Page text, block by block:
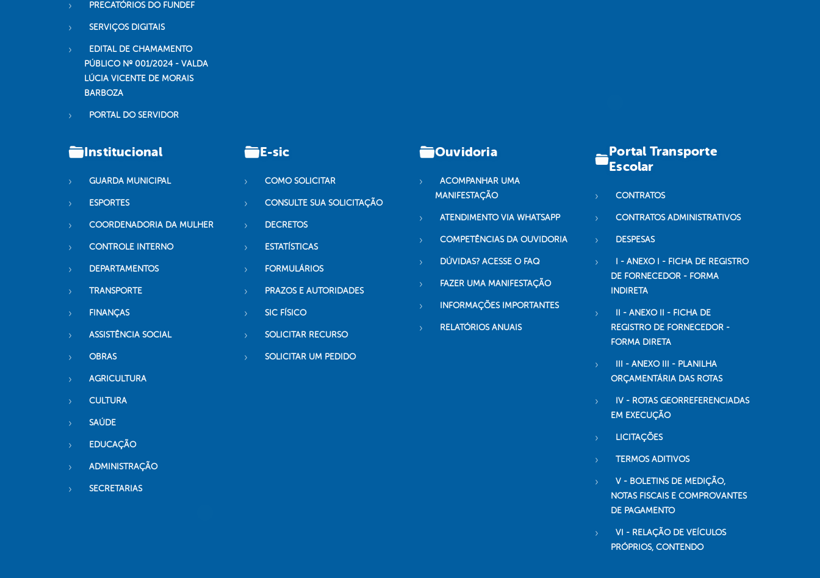
PRECATÓRIOS DO FUNDEF
SERVIÇOS DIGITAIS
EDITAL DE CHAMAMENTO
PÚBLICO Nº 001/2024 - VALDA
LÚCIA VICENTE DE MORAIS
BARBOZA
PORTAL DO SERVIDOR
Institucional
GUARDA MUNICIPAL
ESPORTES
COORDENADORIA DA MULHER
CONTROLE INTERNO
DEPARTAMENTOS
TRANSPORTE
FINANÇAS
ASSISTÊNCIA SOCIAL
OBRAS
AGRICULTURA
CULTURA
SAÚDE
EDUCAÇÃO
ADMINISTRAÇÃO
SECRETARIAS
E-sic
COMO SOLICITAR
CONSULTE SUA SOLICITAÇÃO
DECRETOS
ESTATÍSTICAS
FORMULÁRIOS
PRAZOS E AUTORIDADES
SIC FÍSICO
SOLICITAR RECURSO
SOLICITAR UM PEDIDO
Ouvidoria
ACOMPANHAR UMA
MANIFESTAÇÃO
ATENDIMENTO VIA WHATSAPP
COMPETÊNCIAS DA OUVIDORIA
DÚVIDAS? ACESSE O FAQ
FAZER UMA MANIFESTAÇÃO
INFORMAÇÕES IMPORTANTES
RELATÓRIOS ANUAIS
Portal Transporte
Escolar
CONTRATOS
CONTRATOS ADMINISTRATIVOS
DESPESAS
I - ANEXO I - FICHA DE REGISTRO
DE FORNECEDOR - FORMA
INDIRETA
II - ANEXO II - FICHA DE
REGISTRO DE FORNECEDOR -
FORMA DIRETA
III - ANEXO III - PLANILHA
ORÇAMENTÁRIA DAS ROTAS
IV - ROTAS GEORREFERENCIADAS
EM EXECUÇÃO
LICITAÇÕES
TERMOS ADITIVOS
V - BOLETINS DE MEDIÇÃO,
NOTAS FISCAIS E COMPROVANTES
DE PAGAMENTO
VI - RELAÇÃO DE VEÍCULOS
PRÓPRIOS, CONTENDO